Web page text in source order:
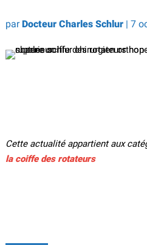
parDocteur Charles Schlur| 7
Cette actualité appartient aux
la coiffe des rotateurs